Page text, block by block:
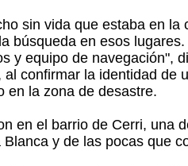
sin vida que estaba en la
búsqueda en esos
y equipo de navegación",
al confirmar la identidad de
en la zona de desastre.
en el barrio de Cerri, una
y de las pocas que